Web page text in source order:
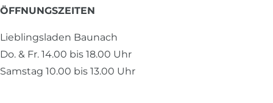
ÖFFNUNGSZEITEN
Lieblingsladen Baunach
Do. & Fr. 14.00 bis 18.00 Uhr
Samstag 10.00 bis 13.00 Uhr